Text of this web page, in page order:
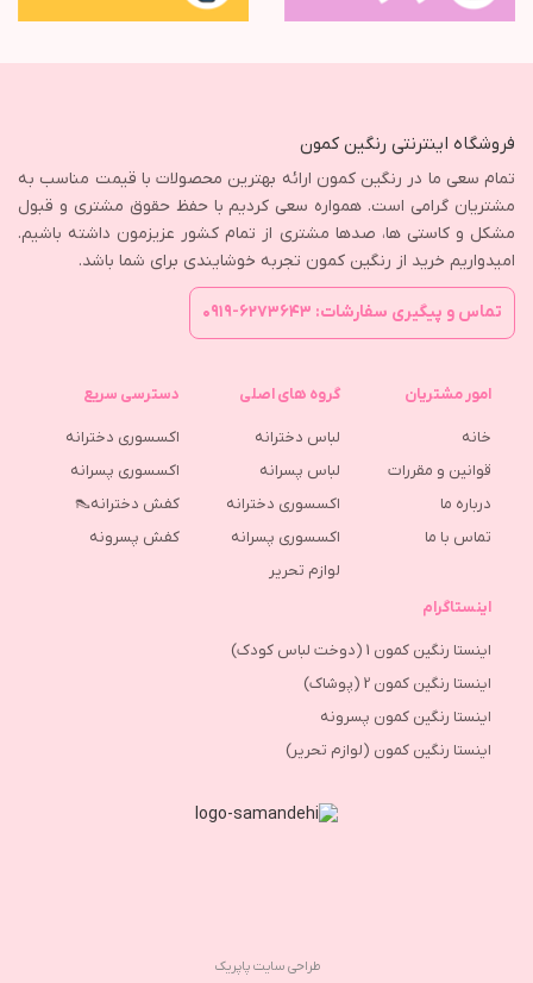
فروشگاه اینترنتی رنگین کمون
تمام سعی ما در رنگین کمون ارائه بهترین محصولات با قیمت مناسب به
مشتریان گرامی است. همواره سعی کردیم با حفظ حقوق مشتری و قبول
مشکل و کاستی ها، صدها مشتری از تمام کشور عزیزمون داشته باشیم.
امیدواریم خرید از رنگین کمون تجربه خوشایندی برای شما باشد.
تماس و پیگیری سفارشات: ۶۲۷۳۶۴۳-۰۹۱۹
امور مشتریان
خانه
قوانین و مقررات
درباره ما
تماس با ما
گروه های اصلی
لباس دخترانه
لباس پسرانه
اکسسوری دخترانه
اکسسوری پسرانه
لوازم تحریر
دسترسی سریع
اکسسوری دخترانه
اکسسوری پسرانه
کفش دخترانه👠
كفش پسرونه
اینستاگرام
اینستا رنگین کمون 1 (دوخت لباس کودک)
اینستا رنگین کمون 2 (پوشاک)
اینستا رنگین کمون پسرونه
اینستا رنگین کمون (لوازم تحریر)
طراحی سایت پاپریک